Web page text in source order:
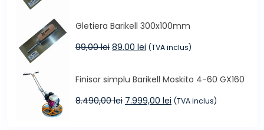
fost:
109,00 lei.
99,99 lei.
Gletiera Barikell 300x100mm
99,00lei Prețul
fost:
99,00 lei.
89,00 lei Prețul
89,00 lei.
(TVA inclus)
Finisor simplu Barikell Moskito 4-60 GX160
8.490,00lei Prețul
7.999,00 lei Prețul
(TVA inclus)